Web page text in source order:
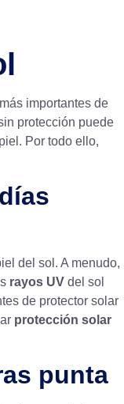
importantes de
protección puede
Por todo ello,
del sol. A menudo,
rayos UV del sol
de protector solar
protección solar
punta